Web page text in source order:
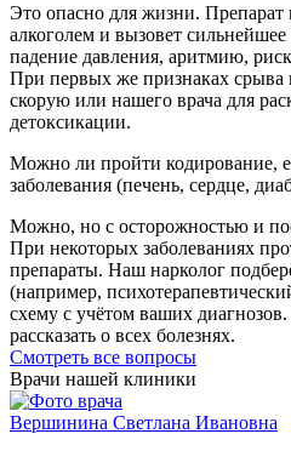
Это опасно для жизни. Препарат
алкоголем и вызовет
падение давления, аритмию,
При первых же признаках
скорую или нашего врача для
детоксикации.
Можно ли пройти кодирование,
заболевания (печень, сердце,
Можно, но с осторожностью и
При некоторых заболеваниях
препараты. Наш нарколог
(например,
схему с учётом ваших
рассказать о всех болезнях.
Cмотреть все вопросы
Врачи нашей клиники
Вершинина Светлана Ивановна